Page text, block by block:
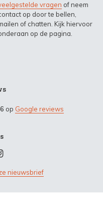
vragen of neem
op door te bellen,
of chatten. Kijk hiervoor
op de pagina.
op Google reviews
nieuwsbrief